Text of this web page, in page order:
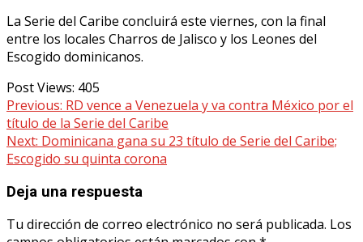
La Serie del Caribe concluirá este viernes, con la final
entre los locales Charros de Jalisco y los Leones del
Escogido dominicanos.
Post Views: 405
Continue
Reading
Previous: RD vence a Venezuela y va contra México por el
título de la Serie del Caribe
Next: Dominicana gana su 23 título de Serie del Caribe;
Escogido su quinta corona
Deja una respuesta
Tu dirección de correo electrónico no será publicada. Los